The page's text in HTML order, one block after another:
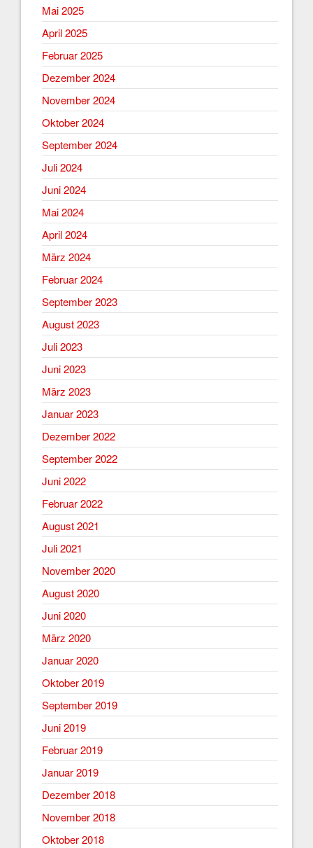
Mai 2025
April 2025
Februar 2025
Dezember 2024
November 2024
Oktober 2024
September 2024
Juli 2024
Juni 2024
Mai 2024
April 2024
März 2024
Februar 2024
September 2023
August 2023
Juli 2023
Juni 2023
März 2023
Januar 2023
Dezember 2022
September 2022
Juni 2022
Februar 2022
August 2021
Juli 2021
November 2020
August 2020
Juni 2020
März 2020
Januar 2020
Oktober 2019
September 2019
Juni 2019
Februar 2019
Januar 2019
Dezember 2018
November 2018
Oktober 2018